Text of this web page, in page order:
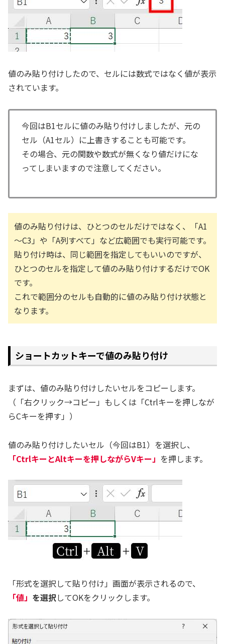
値のみ貼り付けしたので、セルには数式ではなく値が表示
されています。
今回はB1セルに値のみ貼り付けしましたが、元の
セル（A1セル）に上書きすることも可能です。
その場合、元の関数や数式が無くなり値だけにな
ってしまいますので注意してください。
値のみ貼り付けは、ひとつのセルだけではなく、「A1
～C3」や「A列すべて」など広範囲でも実行可能です。
貼り付け時は、同じ範囲を指定してもいいのですが、
ひとつのセルを指定して値のみ貼り付けするだけでOK
です。
これで範囲分のセルも自動的に値のみ貼り付け状態と
なります。
ショートカットキーで値のみ貼り付け
まずは、値のみ貼り付けしたいセルをコピーします。
（「右クリック→コピー」もしくは「Ctrlキーを押しなが
らCキーを押す」）
値のみ貼り付けしたいセル（今回はB1）を選択し、
「CtrlキーとAltキーを押しながらVキー」 を押します。
「形式を選択して貼り付け」画面が表示されるので、
「値」 を選択してOKをクリックします。